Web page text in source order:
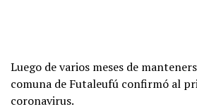
Luego de varios meses de
comuna de Futaleufú confirmó al
coronavirus.